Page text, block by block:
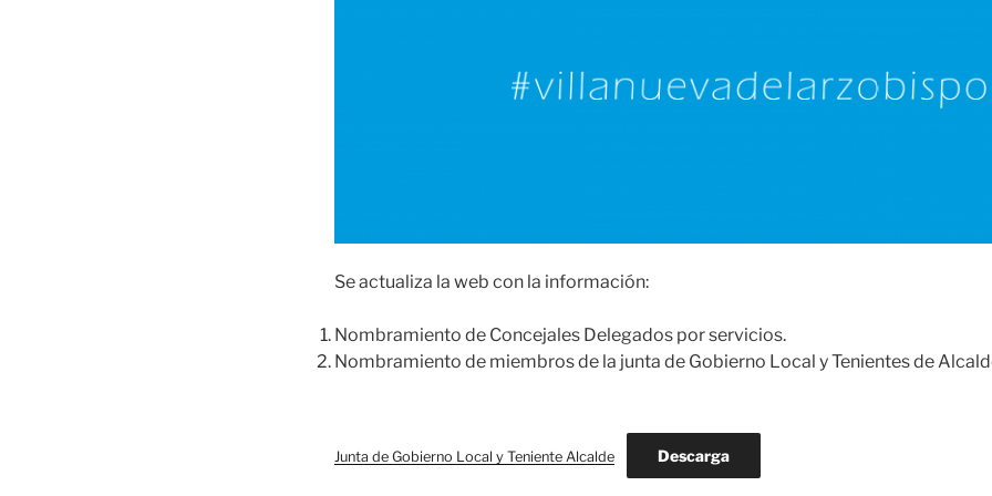
Se actualiza la web con la información:
Nombramiento de Concejales Delegados por servicios.
Nombramiento de miembros de la junta de Gobierno Local y Tenientes de
Junta de Gobierno Local y Teniente Alcalde Descarga